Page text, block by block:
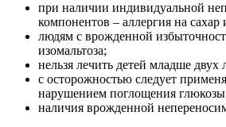
при наличии индивидуальной
компонентов – аллергия на сахар
людям с врожденной
изомальтоза;
нельзя лечить детей младше двух
с осторожностью следует
нарушением поглощения
наличия врожденной